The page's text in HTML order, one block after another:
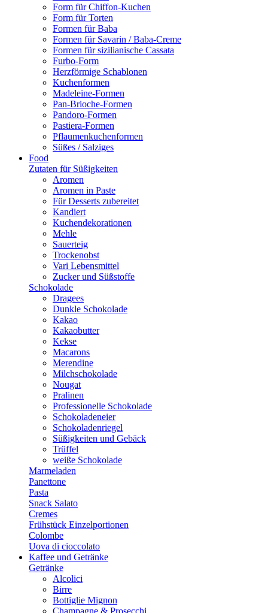
Form für Chiffon-Kuchen
Form für Torten
Formen für Baba
Formen für Savarin / Baba-Creme
Formen für sizilianische Cassata
Furbo-Form
Herzförmige Schablonen
Kuchenformen
Madeleine-Formen
Pan-Brioche-Formen
Pandoro-Formen
Pastiera-Formen
Pflaumenkuchenformen
Süßes / Salziges
Food
Zutaten für Süßigkeiten
Aromen
Aromen in Paste
Für Desserts zubereitet
Kandiert
Kuchendekorationen
Mehle
Sauerteig
Trockenobst
Vari Lebensmittel
Zucker und Süßstoffe
Schokolade
Dragees
Dunkle Schokolade
Kakao
Kakaobutter
Kekse
Macarons
Merendine
Milchschokolade
Nougat
Pralinen
Professionelle Schokolade
Schokoladeneier
Schokoladenriegel
Süßigkeiten und Gebäck
Trüffel
weiße Schokolade
Marmeladen
Panettone
Pasta
Snack Salato
Cremes
Frühstück Einzelportionen
Colombe
Uova di cioccolato
Kaffee und Getränke
Getränke
Alcolici
Birre
Bottiglie Mignon
Champagne & Prosecchi